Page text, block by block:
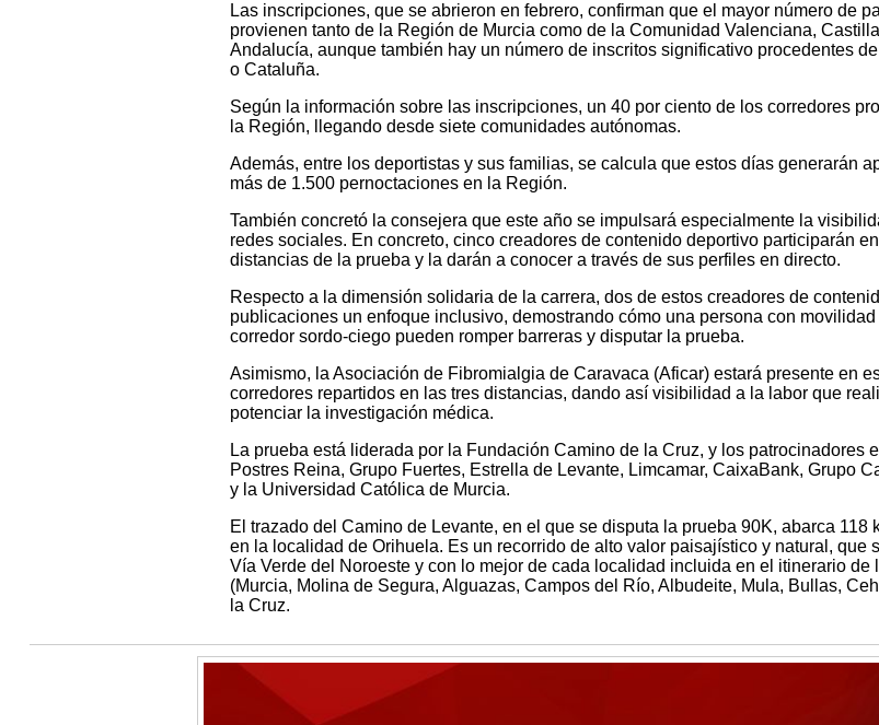
Las inscripciones, que se abrieron en febrero, confirman que el mayor número de
provienen tanto de la Región de Murcia como de la Comunidad Valenciana,
Andalucía, aunque también hay un número de inscritos significativo procedentes
o Cataluña.
Según la información sobre las inscripciones, un 40 por ciento de los corredores
la Región, llegando desde siete comunidades autónomas.
Además, entre los deportistas y sus familias, se calcula que estos días generarán
más de 1.500 pernoctaciones en la Región.
También concretó la consejera que este año se impulsará especialmente la
redes sociales. En concreto, cinco creadores de contenido deportivo participarán
distancias de la prueba y la darán a conocer a través de sus perfiles en directo.
Respecto a la dimensión solidaria de la carrera, dos de estos creadores de
publicaciones un enfoque inclusivo, demostrando cómo una persona con
corredor sordo-ciego pueden romper barreras y disputar la prueba.
Asimismo, la Asociación de Fibromialgia de Caravaca (Aficar) estará presente en
corredores repartidos en las tres distancias, dando así visibilidad a la labor que
potenciar la investigación médica.
La prueba está liderada por la Fundación Camino de la Cruz, y los patrocinadores
Postres Reina, Grupo Fuertes, Estrella de Levante, Limcamar, CaixaBank, Grupo
y la Universidad Católica de Murcia.
El trazado del Camino de Levante, en el que se disputa la prueba 90K, abarca 118
en la localidad de Orihuela. Es un recorrido de alto valor paisajístico y natural, que
Vía Verde del Noroeste y con lo mejor de cada localidad incluida en el itinerario de
(Murcia, Molina de Segura, Alguazas, Campos del Río, Albudeite, Mula, Bullas,
la Cruz.